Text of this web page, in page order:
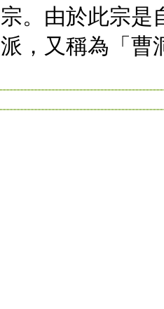
宗。由於此宗是
派，又稱為「曹